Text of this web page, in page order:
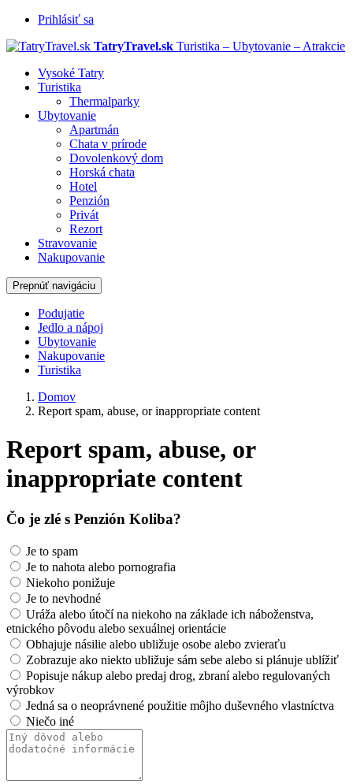
Prihlásiť sa
TatryTravel.sk Turistika – Ubytovanie – Atrakcie
Vysoké Tatry
Turistika
Thermalparky
Ubytovanie
Apartmán
Chata v prírode
Dovolenkový dom
Horská chata
Hotel
Penzión
Privát
Rezort
Stravovanie
Nakupovanie
Prepnúť navigáciu
Podujatie
Jedlo a nápoj
Ubytovanie
Nakupovanie
Turistika
Domov
Report spam, abuse, or inappropriate content
Report spam, abuse, or
inappropriate content
Čo je zlé s Penzión Koliba?
Je to spam
Je to nahota alebo pornografia
Niekoho ponižuje
Je to nevhodné
Uráža alebo útočí na niekoho na základe ich náboženstva,
etnického pôvodu alebo sexuálnej orientácie
Obhajuje násilie alebo ubližuje osobe alebo zvieraťu
Zobrazuje ako niekto ubližuje sám sebe alebo si plánuje ublížiť
Popisuje nákup alebo predaj drog, zbraní alebo regulovaných
výrobkov
Jedná sa o neoprávnené použitie môjho duševného vlastníctva
Niečo iné